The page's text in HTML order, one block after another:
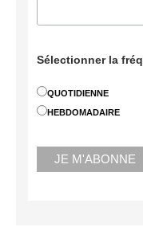
Sélectionner la
QUOTIDIENNE
HEBDOMADAIRE